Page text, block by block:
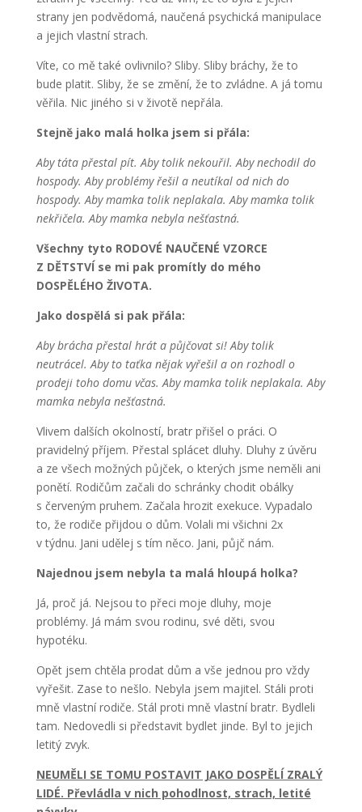
strany jen podvědomá, naučená psychická manipulace
a jejich vlastní strach.
Víte, co mě také ovlivnilo? Sliby. Sliby bráchy, že to
bude platit. Sliby, že se změní, že to zvládne. A já tomu
věřila. Nic jiného si v životě nepřála.
Stejně jako malá holka jsem si přála:
Aby táta přestal pít. Aby tolik nekouřil. Aby nechodil do
hospody. Aby problémy řešil a neutíkal od nich do
hospody. Aby mamka tolik neplakala. Aby mamka tolik
nekřičela. Aby mamka nebyla nešťastná.
Všechny tyto RODOVÉ NAUČENÉ VZORCE
Z DĚTSTVÍ se mi pak promítly do mého
DOSPĚLÉHO ŽIVOTA.
Jako dospělá si pak přála:
Aby brácha přestal hrát a půjčovat si! Aby tolik
neutrácel. Aby to taťka nějak vyřešil a on rozhodl o
prodeji toho domu včas. Aby mamka tolik neplakala. Aby
mamka nebyla nešťastná.
Vlivem dalších okolností, bratr přišel o práci. O
pravidelný příjem. Přestal splácet dluhy. Dluhy z úvěru
a ze všech možných půjček, o kterých jsme neměli ani
ponětí. Rodičům začali do schránky chodit obálky
s červeným pruhem. Začala hrozit exekuce. Vypadalo
to, že rodiče přijdou o dům. Volali mi všichni 2x
v týdnu. Jani udělej s tím něco. Jani, půjč nám.
Najednou jsem nebyla ta malá hloupá holka?
Já, proč já. Nejsou to přeci moje dluhy, moje
problémy. Já mám svou rodinu, své děti, svou
hypotéku.
Opět jsem chtěla prodat dům a vše jednou pro vždy
vyřešit. Zase to nešlo. Nebyla jsem majitel. Stáli proti
mně vlastní rodiče. Stál proti mně vlastní bratr. Bydleli
tam. Nedovedli si představit bydlet jinde. Byl to jejich
letitý zvyk.
NEUMĚLI SE TOMU POSTAVIT JAKO DOSPĚLÍ ZRALÝ
LIDÉ. Převládla v nich pohodlnost, strach, letité